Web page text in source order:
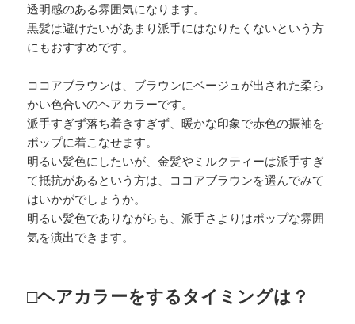
透明感のある雰囲気になります。
黒髪は避けたいがあまり派手にはなりたくないという方
にもおすすめです。
ココアブラウンは、ブラウンにベージュが出された柔ら
かい色合いのヘアカラーです。
派手すぎず落ち着きすぎず、暖かな印象で赤色の振袖を
ポップに着こなせます。
明るい髪色にしたいが、金髪やミルクティーは派手すぎ
て抵抗があるという方は、ココアブラウンを選んでみて
はいかがでしょうか。
明るい髪色でありながらも、派手さよりはポップな雰囲
気を演出できます。
□ヘアカラーをするタイミングは？